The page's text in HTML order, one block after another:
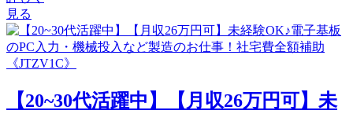
見る
【20~30代活躍中】【月収26万円可】未